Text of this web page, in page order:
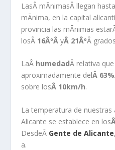
LasÂ mÃ­nimasÂ llegan
mÃ­nima, en la capital
provincia las mÃ­nimas
losÂ 16ÂºÂyÂ 21ÂºÂ
LaÂ humedadÂ relativa
aproximadamente delÂ 63%
sobre losÂ 10km/h.
La temperatura de nuestras
Alicante se establece en losÂ
DesdeÂ Gente de Alicante
a.